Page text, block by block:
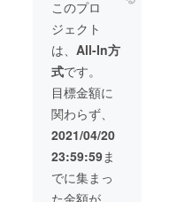
の組み
合わせ
も可能
です。
端数分
が必要
な場合
は、通
常の1組
分の支
援と組
み合わ
せてく
ださ
い。ま
た、10
組分、
20組分
するこ
とがあ
りま
す。 ・
の方の
都合に
よるス
ケ
ジュー
ル変更
には対
応でき
ませ
は参加
のご負
担とな
す。 ・
当日の
運行状
況（異
常時の
等）に
よって
内容の
「起床
装置体
験」 ・
この合
図がな
いと電
車が走
れな
い!?
「乗降
終了合
図見
学」 ・
記念撮
名まで
■リター
ンの内
容 ・録
音した
放送内
容が駅
で流れ
る！
「放送
体験」
・どう
やって
このプロ
ジェクト
は、 All-In方
式です。
目標金額に
関わらず、
2021/04/20
23:59:59ま
でに集まっ
た金額が